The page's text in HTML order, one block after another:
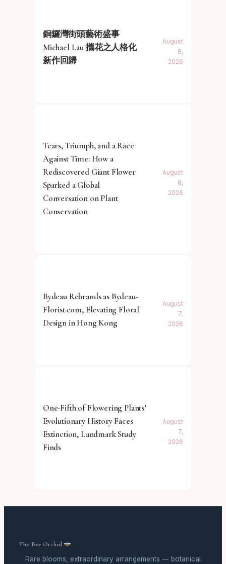
銅鑼灣街頭藝術盛事
Michael Lau 攜花之人格化
新作回歸
August
8,
2026
Tears, Triumph, and a Race
Against Time: How a
Rediscovered Giant Flower
Sparked a Global
Conversation on Plant
Conservation
August
8,
2026
Bydeau Rebrands as Bydeau-
Florist.com, Elevating Floral
Design in Hong Kong
August
7,
2026
One-Fifth of Flowering Plants’
Evolutionary History Faces
Extinction, Landmark Study
Finds
August
7,
2026
The Bee Orchid
Rare blooms, extraordinary arrangements — botanical